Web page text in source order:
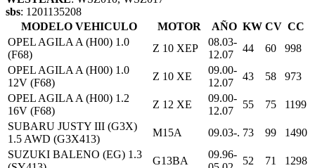
sbs: 1201135208
MODELO VEHICULO
MOTOR AÑO KW CV CC
OPEL AGILA A (H00) 1.0
(F68)
Z 10 XEP
08.03-
12.07
44 60
998
OPEL AGILA A (H00) 1.0
12V (F68)
Z 10 XE
09.00-
12.07
43 58
973
OPEL AGILA A (H00) 1.2
16V (F68)
Z 12 XE
09.00-
12.07
55 75
1199
SUBARU JUSTY III (G3X)
1.5 AWD (G3X413)
M15A 09.03-. 73 99
1490
SUZUKI BALENO (EG) 1.3
G13BA
09.96-
52 71
1298